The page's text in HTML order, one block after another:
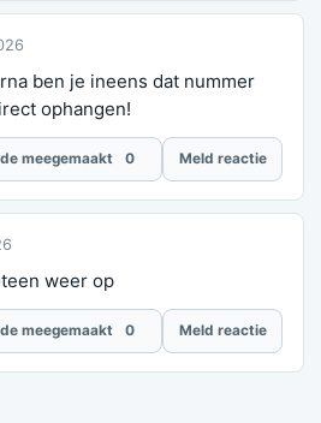
ben je ineens dat nummer
ophangen!
meegemaakt 0 Meld reactie
weer op
meegemaakt 0 Meld reactie